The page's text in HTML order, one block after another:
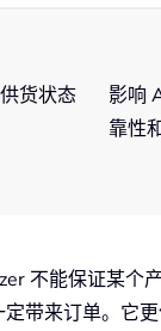
货状态
影响
靠性
不能保证某个
带来订单。它